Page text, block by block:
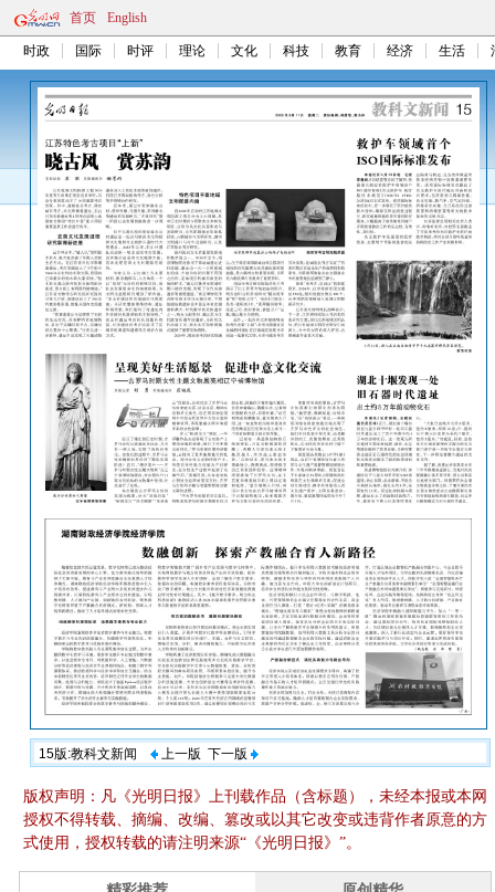
首页 English
时政 国际 时评 理论 文化 科技 教育 经济 生活
15版:教科文新闻 上一版 下一版
版权声明：凡《光明日报》上刊载作品（含标题），未经本报或本网
授权不得转载、摘编、改编、篡改或以其它改变或违背作者原意的方
式使用，授权转载的请注明来源“《光明日报》”。